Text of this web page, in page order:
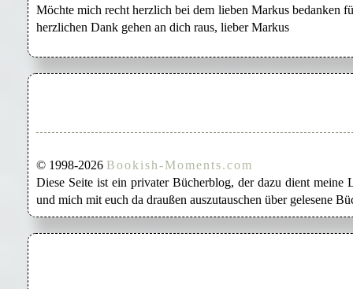
Möchte mich recht herzlich bei dem lieben Markus bedanken
herzlichen Dank gehen an dich raus, lieber Markus
© 1998-2026 Bookish-Moments.com
Diese Seite ist ein privater Bücherblog, der dazu dient meine
und mich mit euch da draußen auszutauschen über gelesene